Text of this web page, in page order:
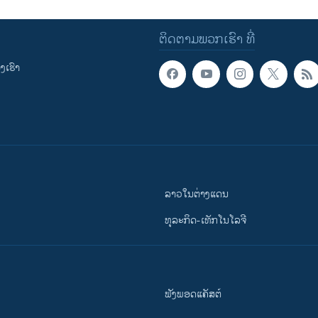
ຕິດຕາມພວກເຮົາ ທີ່
ຮົາ
ລາວໃນຕ່າງແດນ
ທຸລະກິດ-ເທັກໂນໂລຈີ
ຟັງພອດແຄັສຕ໌